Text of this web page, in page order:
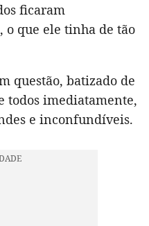
ficaram
que ele tinha de tão
questão, batizado de
todos imediatamente,
e inconfundíveis.